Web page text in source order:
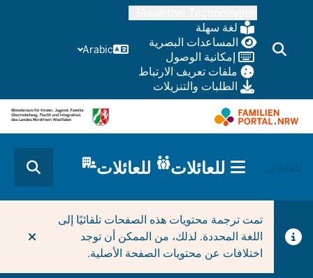
content
لغة سهلة
المساعدات البصرية
إمكانية الوصول
ملفات تعريف الارتباط
الطلبات والتنزيلات
Arabic
CURRENT SECTION بالنسبة للشركات/البلديات
للعائلات
HAUPTNAVIGATION
(TRÄGERBEREICH)
للعائلات للعائلات
تمت ترجمة محتويات هذه الصفحات تلقائيًا إلى
اللغة المحددة. لذلك، من الممكن أن توجد
اختلافات عن محتويات الصفحة الأصلية.